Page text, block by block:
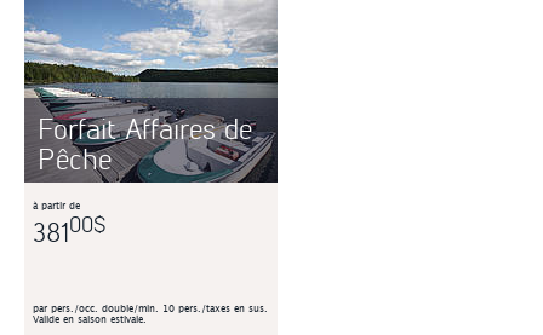
Forfait Affaires de
Pêche
à partir de
38100$
par pers./occ. double/min. 10 pers./taxes en sus.
Valide en saison estivale.